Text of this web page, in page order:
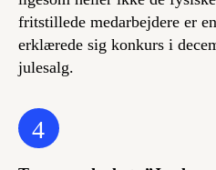
fritstillede medarbejdere er
erklærede sig konkurs i
julesalg.
4